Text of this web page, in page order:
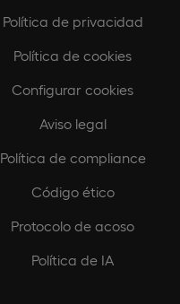
Política de privacidad
Política de cookies
Configurar cookies
Aviso legal
Política de compliance
Código ético
Protocolo de acoso
Política de IA